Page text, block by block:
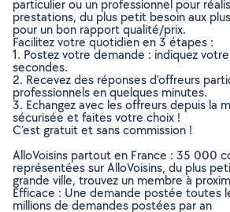
particulier ou un professionnel pour
prestations, du plus petit besoin aux
pour un bon rapport qualité/prix.
Facilitez votre quotidien en 3 étapes :
1. Postez votre demande : indiquez
secondes.
2. Recevez des réponses d’offreurs
professionnels en quelques minutes.
3. Echangez avec les offreurs depuis la
sécurisée et faites votre choix !
C’est gratuit et sans commission !
AlloVoisins partout en France : 35 000
représentées sur AlloVoisins, du plus
grande ville, trouvez un membre à
Efficace : Une demande postée toutes
millions de demandes postées par an